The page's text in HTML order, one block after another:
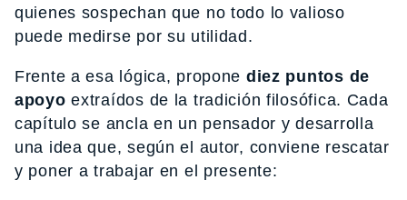
quienes sospechan que no todo lo valioso
puede medirse por su utilidad.
Frente a esa lógica, propone diez puntos de
apoyo extraídos de la tradición filosófica. Cada
capítulo se ancla en un pensador y desarrolla
una idea que, según el autor, conviene rescatar
y poner a trabajar en el presente: